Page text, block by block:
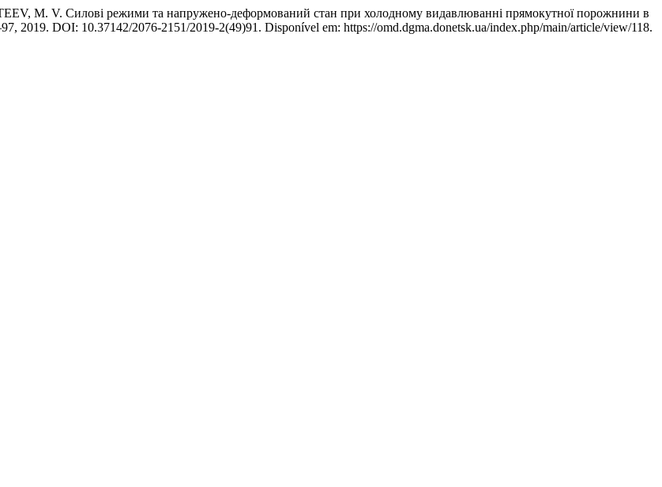
M. V. Силові режими та напружено-деформований стан при холодному видавлюванні прямокутної порожнини в
2019. DOI: 10.37142/2076-2151/2019-2(49)91. Disponível em: https://omd.dgma.donetsk.ua/index.php/main/article/view/118.